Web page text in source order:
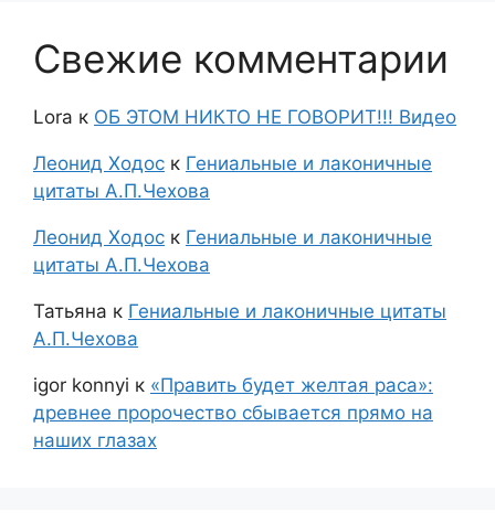
Свежие комментарии
Lora к ОБ ЭТОМ НИКТО НЕ ГОВОРИТ!!! Видео
Леонид Ходос к Гениальные и лаконичные
цитаты А.П.Чехова
Леонид Ходос к Гениальные и лаконичные
цитаты А.П.Чехова
Татьяна к Гениальные и лаконичные цитаты
А.П.Чехова
igor konnyi к «Править будет желтая раса»:
древнее пророчество сбывается прямо на
наших глазах